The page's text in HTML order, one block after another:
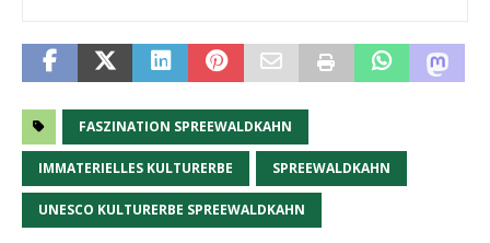
FASZINATION SPREEWALDKAHN
IMMATERIELLES KULTURERBE SPREEWALDKAHN
UNESCO KULTURERBE SPREEWALDKAHN